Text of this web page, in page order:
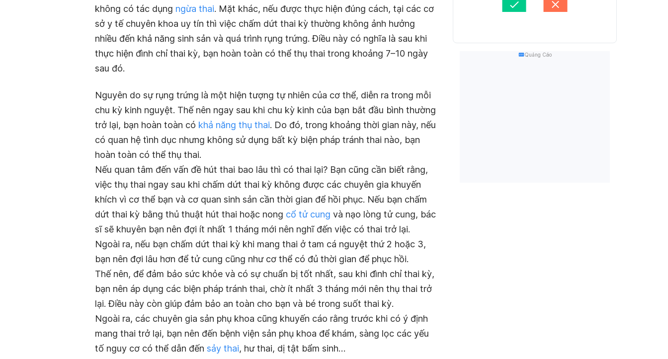
không có tác dụng ngừa thai. Mặt khác, nếu được thực hiện đúng cách, tại các cơ
sở y tế chuyên khoa uy tín thì việc chấm dứt thai kỳ thường không ảnh hưởng
nhiều đến khả năng sinh sản và quá trình rụng trứng. Điều này có nghĩa là sau khi
thực hiện đình chỉ thai kỳ, bạn hoàn toàn có thể thụ thai trong khoảng 7–10 ngày
sau đó.
Nguyên do sự rụng trứng là một hiện tượng tự nhiên của cơ thể, diễn ra trong mỗi
chu kỳ kinh nguyệt. Thế nên ngay sau khi chu kỳ kinh của bạn bắt đầu bình thường
trở lại, bạn hoàn toàn có khả năng thụ thai. Do đó, trong khoảng thời gian này, nếu
có quan hệ tình dục nhưng không sử dụng bất kỳ biện pháp tránh thai nào, bạn
hoàn toàn có thể thụ thai.
Nếu quan tâm đến vấn đề hút thai bao lâu thì có thai lại? Bạn cũng cần biết rằng,
việc thụ thai ngay sau khi chấm dứt thai kỳ không được các chuyên gia khuyến
khích vì cơ thể bạn và cơ quan sinh sản cần thời gian để hồi phục. Nếu bạn chấm
dứt thai kỳ bằng thủ thuật hút thai hoặc nong cổ tử cung và nạo lòng tử cung, bác
sĩ sẽ khuyên bạn nên đợi ít nhất 1 tháng mới nên nghĩ đến việc có thai trở lại.
Ngoài ra, nếu bạn chấm dứt thai kỳ khi mang thai ở tam cá nguyệt thứ 2 hoặc 3,
bạn nên đợi lâu hơn để tử cung cũng như cơ thể có đủ thời gian để phục hồi.
Thế nên, để đảm bảo sức khỏe và có sự chuẩn bị tốt nhất, sau khi đình chỉ thai kỳ,
bạn nên áp dụng các biện pháp tránh thai, chờ ít nhất 3 tháng mới nên thụ thai trở
lại. Điều này còn giúp đảm bảo an toàn cho bạn và bé trong suốt thai kỳ.
Ngoài ra, các chuyên gia sản phụ khoa cũng khuyến cáo rằng trước khi có ý định
mang thai trở lại, bạn nên đến bệnh viện sản phụ khoa để khám, sàng lọc các yếu
tố nguy cơ có thể dẫn đến sảy thai, hư thai, dị tật bẩm sinh…
Quảng Cáo